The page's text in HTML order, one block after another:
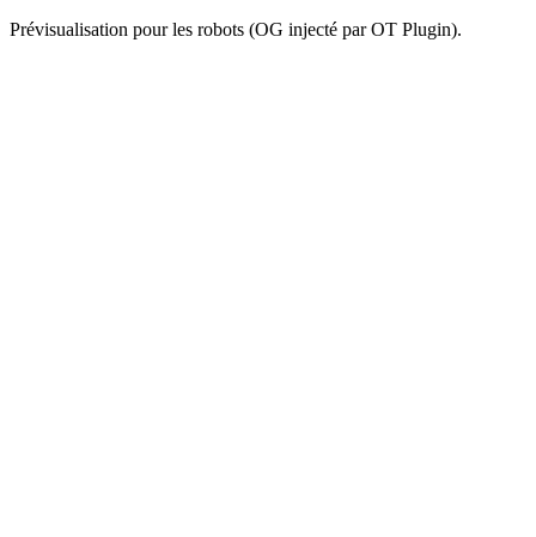
Prévisualisation pour les robots (OG injecté par OT Plugin).